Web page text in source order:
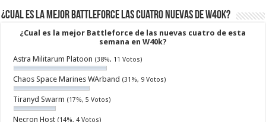
¿Cual es la mejor Battleforce las cuatro nuevas de W40k?
¿Cual es la mejor Battleforce de las nuevas cuatro de esta
semana en W40k?
Astra Militarum Platoon (38%, 11 Votos)
Chaos Space Marines WArband (31%, 9 Votos)
Tiranyd Swarm (17%, 5 Votos)
Necron Host (14%, 4 Votos)